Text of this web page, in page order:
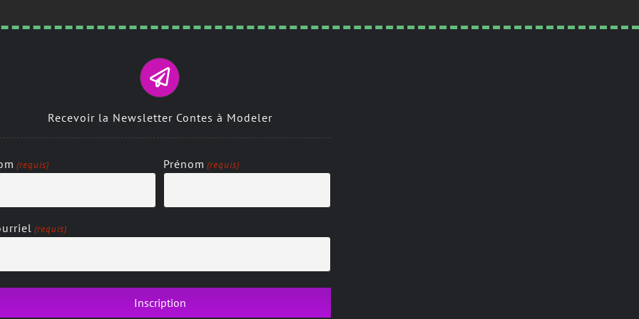
Recevoir la Newsletter Contes à Modeler
(requis) Prénom (requis)
(requis)